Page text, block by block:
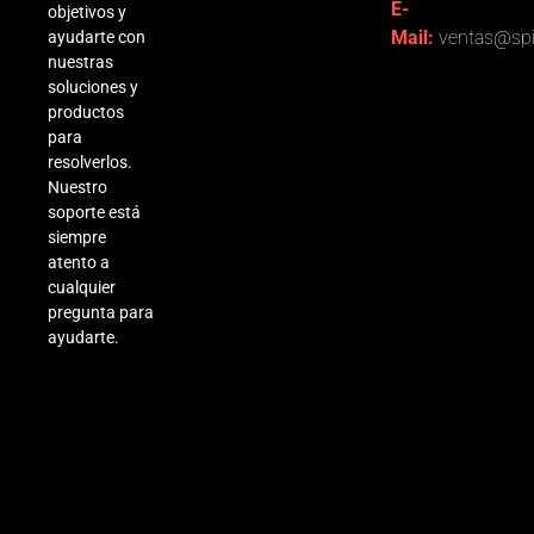
objetivos y
ayudarte con
nuestras
soluciones y
productos
para
resolverlos.
Nuestro
soporte está
siempre
atento a
cualquier
pregunta para
ayudarte.
E-
Mail: